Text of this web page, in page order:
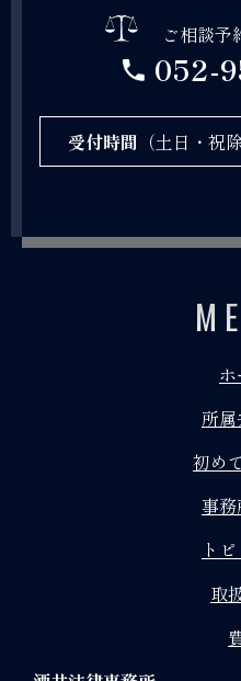
ご相談予
052-
受付時間 （土日・祝
所
初め
事
ト
取